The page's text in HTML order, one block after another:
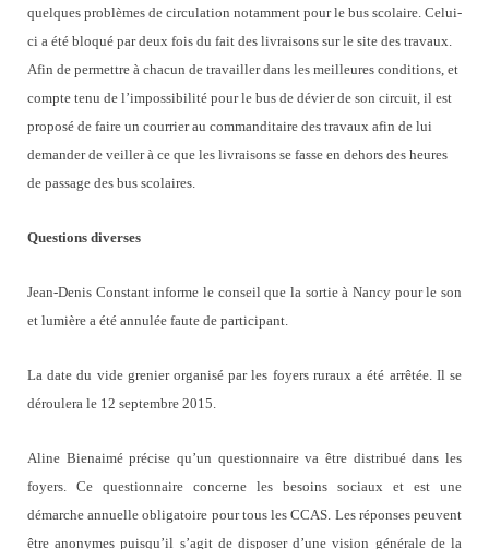
quelques problèmes de circulation notamment pour le bus scolaire. Celui-
ci a été bloqué par deux fois du fait des livraisons sur le site des travaux.
Afin de permettre à chacun de travailler dans les meilleures conditions, et
compte tenu de l’impossibilité pour le bus de dévier de son circuit, il est
proposé de faire un courrier au commanditaire des travaux afin de lui
demander de veiller à ce que les livraisons se fasse en dehors des heures
de passage des bus scolaires.
Questions diverses
Jean-Denis Constant informe le conseil que la sortie à Nancy pour le son
et lumière a été annulée faute de participant.
La date du vide grenier organisé par les foyers ruraux a été arrêtée. Il se
déroulera le 12 septembre 2015.
Aline Bienaimé précise qu’un questionnaire va être distribué dans les
foyers. Ce questionnaire concerne les besoins sociaux et est une
démarche annuelle obligatoire pour tous les CCAS. Les réponses peuvent
être anonymes puisqu’il s’agit de disposer d’une vision générale de la